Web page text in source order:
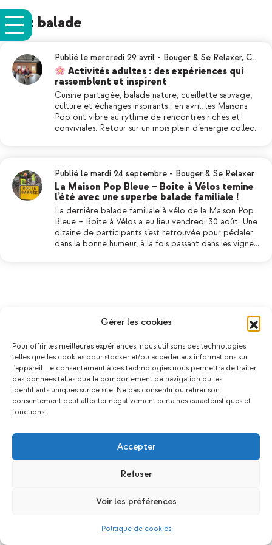
Gérer les cookies
Pour offrir les meilleures expériences, nous utilisons des technologies
telles que les cookies pour stocker et/ou accéder aux informations sur
l'appareil. Le consentement à ces technologies nous permettra de traiter
des données telles que le comportement de navigation ou les
identifiants uniques sur ce site. Ne pas consentir ou retirer son
consentement peut affecter négativement certaines caractéristiques et
fonctions.
Accepter
Refuser
Voir les préférences
Politique de cookies
Tag: balade
Publié le mercredi 29 avril - Bouger & Se Relaxer, C…
Activités adultes : des expériences qui
rassemblent et inspirent
Cuisine partagée, balade nature, cueillette sauvage,
culture et échanges inspirants : en avril, les Maisons
Pop ont vibré au rythme de rencontres riches et
conviviales. Retour sur un mois plein d’énergie collec…
Publié le mardi 24 septembre - Bouger & Se Relaxer
La Maison Pop Bleue – Boîte à Vélos temine
l’été avec une superbe balade familiale !
La dernière balade familiale à vélo de la Maison Pop
Bleue – Boîte à Vélos a eu lieu vendredi 30 août. Une
dizaine de participants s’est retrouvée pour pédaler
dans la bonne humeur, à la fois passant dans les vigne…